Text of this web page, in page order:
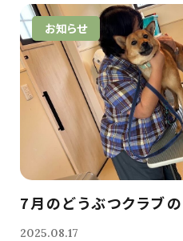
お知らせ
7月のどうぶつクラブ
2025.08.17